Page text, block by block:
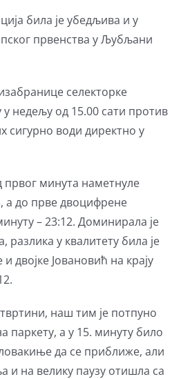
била је убедљива и у
првенства у Љубљани
селекторке
недељу од 15.00 сати против
сигурно води директно у
минута наметнуле
а до прве двоцифрене
– 23:12. Доминирала је
разлика у квалитету била је
двојке Јовановић на крају
наш тим је потпуно
паркету, а у 15. минуту било
да се приближе, али
и на велику паузу отишла са